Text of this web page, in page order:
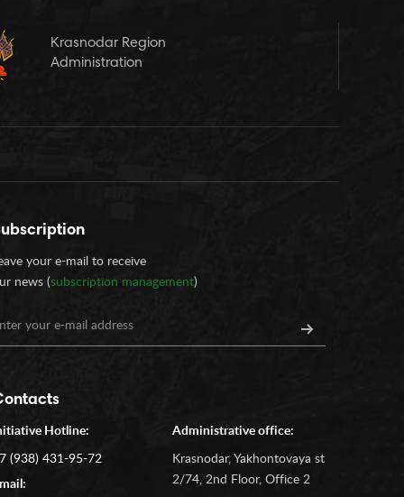
Krasnodar Region
Administration
your e-mail to receive
news (subscription management)
Hotline:
(938) 431-95-72
Administrative office:
Krasnodar, Yakhontovaya st
2/74, 2nd Floor, Office 2